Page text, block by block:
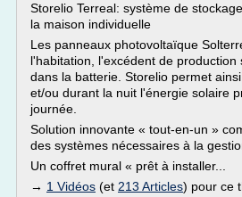
Storelio Terreal: système de
la maison individuelle
Les panneaux photovoltaïque
l'habitation, l'excédent de production
dans la batterie. Storelio permet
et/ou durant la nuit l'énergie solaire
journée.
Solution innovante « tout-en-un »
des systèmes nécessaires à la
Un coffret mural « prêt à installer...
→ 1 Vidéos (et 213 Articles) pour ce